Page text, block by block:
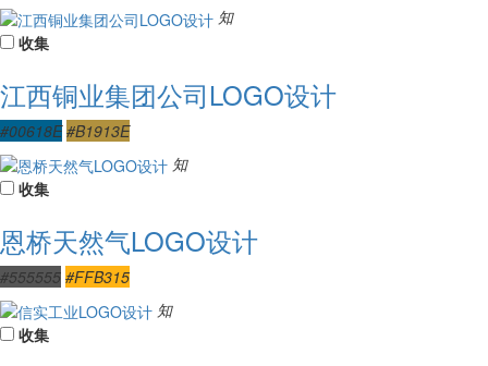
知
收集
江西铜业集团公司LOGO设计
#00618E #B1913E
知
收集
恩桥天然气LOGO设计
#555555 #FFB315
知
收集